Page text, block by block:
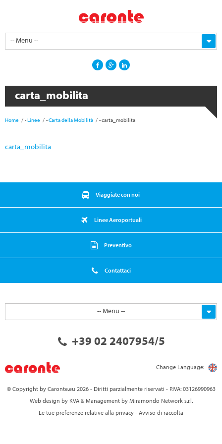
-- Menu --
carta_mobilita
Home -Linee -Carta della Mobilità -carta_mobilita
carta_mobilita
Viaggiate con noi
Linee Aeroportuali
Preventivo
Contattaci
-- Menu --
+39 02 2407954/5
Change Language:
© Copyright by Caronte.eu 2026 - Diritti parzialmente riservati - P.IVA: 03126990963
Web design by KVA &Management by Miramondo Network s.r.l.
Le tue preferenze relative alla privacy - Avviso di raccolta